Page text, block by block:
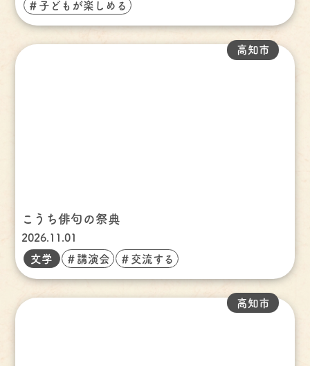
＃子どもが楽しめる
こうち俳句の祭典
2026.11.01
高知市
文学 ＃講演会 ＃交流する
高知市